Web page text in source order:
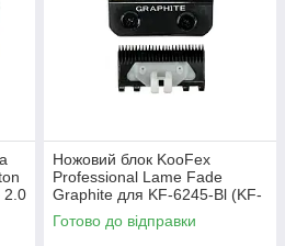
2.0
Ножовий блок KooFex
Professional Lame Fade
Graphite для KF-6245-Bl (KF-
6245-001)
Готово до відправки